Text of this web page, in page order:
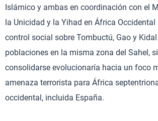
Islámico y ambas en coordinación con el
la Unicidad y la Yihad en África Occidental
control social sobre Tombuctú, Gao y
poblaciones en la misma zona del Sahel,
consolidarse evolucionaría hacia un foco
amenaza terrorista para África
occidental, incluida España.